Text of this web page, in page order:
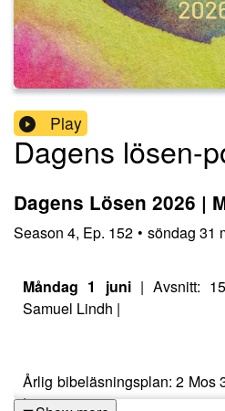
Play
Dagens lösen-
Dagens Lösen 2026 |
Season 4, Ep. 152 • söndag 31
Måndag 1 juni | Avsnitt:
Samuel Lindh |
Årlig bibeläsningsplan: 2 Mos
|